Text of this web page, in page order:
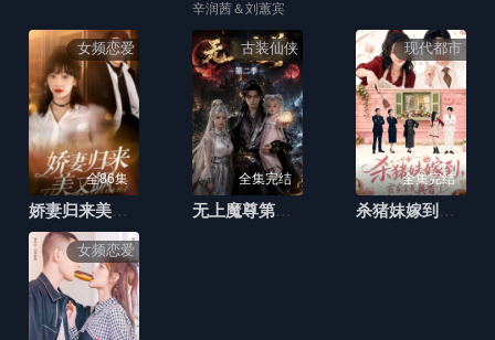
辛润茜＆刘蕙宾
女频恋爱
全86集
娇妻归来美又飒86集
古装仙侠
全集完结
无上魔尊第二季
现代都市
全集完结
杀猪妹嫁到，霍家全员真香了
女频恋爱